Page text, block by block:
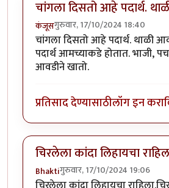
चांगला दिसतो आहे पदार्थ.
कंजूसगुरुवार, 17/10/2024 18:40
चांगला दिसतो आहे पदार्थ. थाळी
पदार्थ आमच्याकडे होतात. भाजी,
आवडीने खातो.
प्रतिसाद देण्यासाठीलॉग इन करा
चिरलेला कांदा लिहायचा
Bhaktiगुरुवार, 17/10/2024 19:06